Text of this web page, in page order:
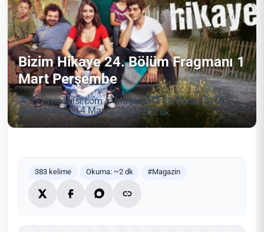
Bizim Hikaye 24. Bölüm Fragmanı 1
Mart Perşembe
Tvyayinakisi.com Magazin
28 Şubat 2018
(Güncellendi: 14 Mayıs 2020)
2 dk
383 kelime Okuma: ~2 dk #Magazin